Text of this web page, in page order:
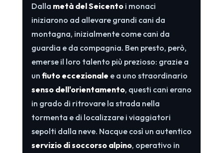
Dalla metà del Seicentoi monaci
iniziarono ad allevare grandi cani da
montagna, inizialmente come cani da
guardia e da compagnia. Ben presto, però,
emerse il loro talento più prezioso: grazie a
un fiuto eccezionale e a uno straordinario
senso dell'orientamento, questi cani erano
in grado di ritrovare la strada nella
tormenta e di localizzare i viaggiatori
sepolti dalla neve. Nacque così un autentico
servizio di soccorso alpino, operativo in